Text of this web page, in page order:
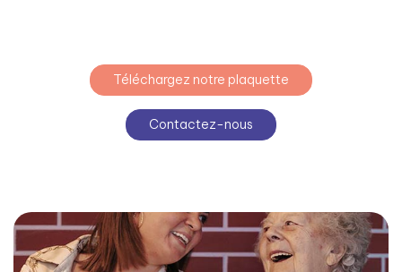
Téléchargez notre plaquette
Contactez-nous